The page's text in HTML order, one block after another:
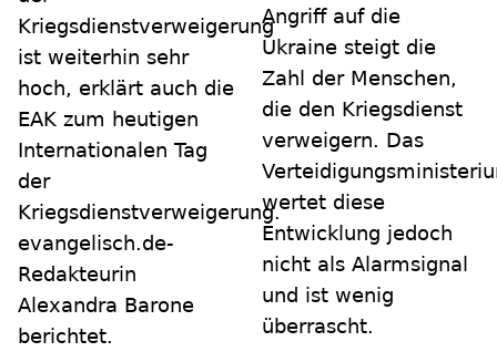
Kriegsdienstverweigerung
ist weiterhin sehr
hoch, erklärt auch die
EAK zum heutigen
Internationalen Tag
der
Kriegsdienstverweigerung.
evangelisch.de-
Redakteurin
Alexandra Barone
berichtet.
Angriff auf die
Ukraine steigt die
Zahl der Menschen,
die den Kriegsdienst
verweigern. Das
wertet diese
Entwicklung jedoch
nicht als Alarmsignal
und ist wenig
überrascht.